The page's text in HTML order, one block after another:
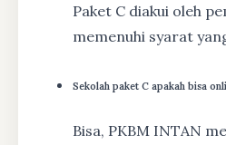
Paket C diakui oleh
memenuhi syarat
Sekolah paket C apakah bisa
Bisa, PKBM INTAN